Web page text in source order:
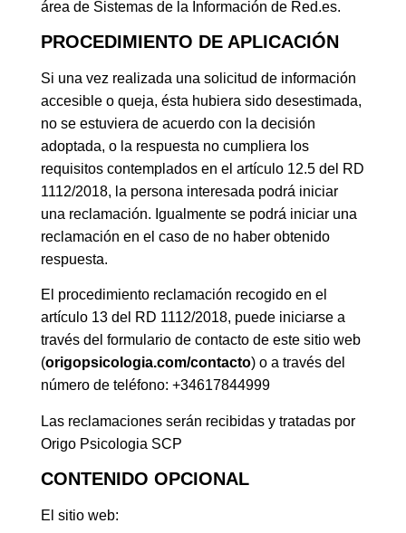
área de Sistemas de la Información de Red.es.
PROCEDIMIENTO DE APLICACIÓN
Si una vez realizada una solicitud de información
accesible o queja, ésta hubiera sido desestimada,
no se estuviera de acuerdo con la decisión
adoptada, o la respuesta no cumpliera los
requisitos contemplados en el artículo 12.5 del RD
1112/2018, la persona interesada podrá iniciar
una reclamación. Igualmente se podrá iniciar una
reclamación en el caso de no haber obtenido
respuesta.
El procedimiento reclamación recogido en el
artículo 13 del RD 1112/2018, puede iniciarse a
través del formulario de contacto de este sitio web
(origopsicologia.com/contacto) o a través del
número de teléfono: +34617844999
Las reclamaciones serán recibidas y tratadas por
Origo Psicologia SCP
CONTENIDO OPCIONAL
El sitio web: